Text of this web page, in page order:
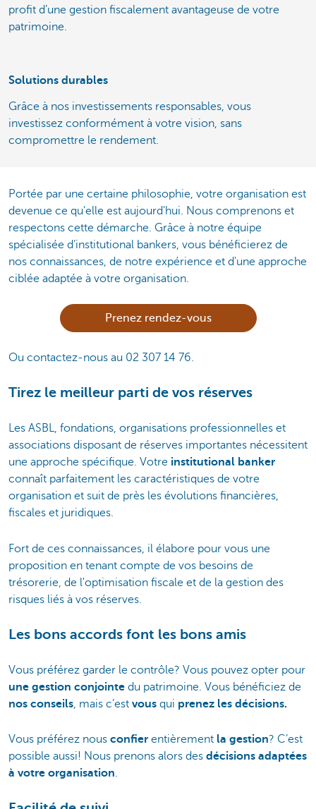
profit d’une gestion fiscalement avantageuse de votre
patrimoine.
Solutions durables
Grâce à nos investissements responsables, vous
investissez conformément à votre vision, sans
compromettre le rendement.
Portée par une certaine philosophie, votre organisation est
devenue ce qu'elle est aujourd'hui. Nous comprenons et
respectons cette démarche. Grâce à notre équipe
spécialisée d’institutional bankers, vous bénéficierez de
nos connaissances, de notre expérience et d'une approche
ciblée adaptée à votre organisation.
Prenez rendez-vous
Ou contactez-nous au 02 307 14 76.
Tirez le meilleur parti de vos réserves
Les ASBL, fondations, organisations professionnelles et
associations disposant de réserves importantes nécessitent
une approche spécifique. Votre institutional banker
connaît parfaitement les caractéristiques de votre
organisation et suit de près les évolutions financières,
fiscales et juridiques.
Fort de ces connaissances, il élabore pour vous une
proposition en tenant compte de vos besoins de
trésorerie, de l'optimisation fiscale et de la gestion des
risques liés à vos réserves.
Les bons accords font les bons amis
Vous préférez garder le contrôle? Vous pouvez opter pour
une gestion conjointe du patrimoine. Vous bénéficiez de
nos conseils, mais c’est vous qui prenez les décisions.
Vous préférez nous confier entièrement la gestion? C’est
possible aussi! Nous prenons alors des décisions adaptées
à votre organisation.